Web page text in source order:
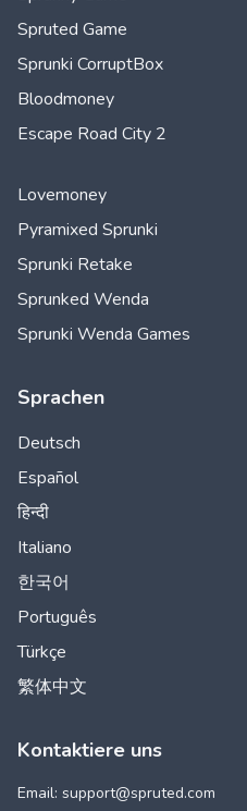
Spruted Game
Sprunki CorruptBox
Bloodmoney
Escape Road City 2
Lovemoney
Pyramixed Sprunki
Sprunki Retake
Sprunked Wenda
Sprunki Wenda Games
Sprachen
Deutsch
Español
हिन्दी
Italiano
한국어
Português
Türkçe
繁体中文
Kontaktiere uns
Email: support@spruted.com